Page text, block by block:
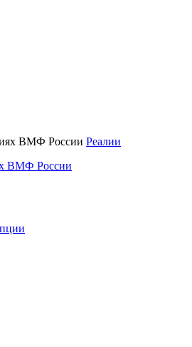
Реалии
ВМФ России